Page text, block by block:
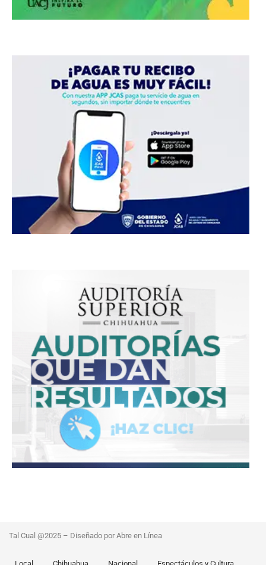
Tal Cual @2025 – Diseñado por Abre en Línea